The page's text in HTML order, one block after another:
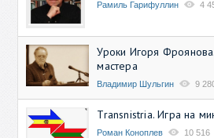
Рамиль Гарифуллин 4
Уроки Игоря
мастера
Владимир Шульгин 9
Transnistria. Игра на
Роман Коноплев 10 516